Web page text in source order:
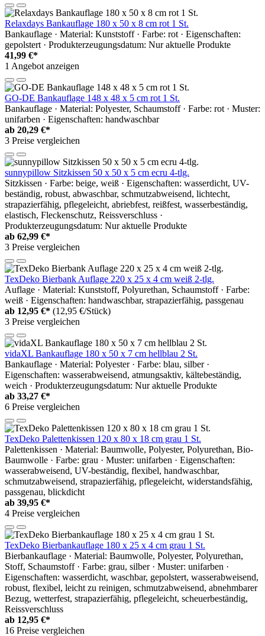
Relaxdays Bankauflage 180 x 50 x 8 cm rot 1 St.
Bankauflage · Material: Kunststoff · Farbe: rot · Eigenschaften:
gepolstert · Produkterzeugungsdatum: Nur aktuelle Produkte
41,99 €*
1 Angebot anzeigen
GO-DE Bankauflage 148 x 48 x 5 cm rot 1 St.
Bankauflage · Material: Polyester, Schaumstoff · Farbe: rot · Muster:
unifarben · Eigenschaften: handwaschbar
ab 20,29 €*
3 Preise vergleichen
sunnypillow Sitzkissen 50 x 50 x 5 cm ecru 4-tlg.
Sitzkissen · Farbe: beige, weiß · Eigenschaften: wasserdicht, UV-
beständig, robust, abwaschbar, schmutzabweisend, lichtecht,
strapazierfähig, pflegeleicht, abriebfest, reißfest, wasserbeständig,
elastisch, Fleckenschutz, Reissverschluss ·
Produkterzeugungsdatum: Nur aktuelle Produkte
ab 62,99 €*
3 Preise vergleichen
TexDeko Bierbank Auflage 220 x 25 x 4 cm weiß 2-tlg.
Auflage · Material: Kunststoff, Polyurethan, Schaumstoff · Farbe:
weiß · Eigenschaften: handwaschbar, strapazierfähig, passgenau
ab 12,95 €* (12,95 €/Stück)
3 Preise vergleichen
vidaXL Bankauflage 180 x 50 x 7 cm hellblau 2 St.
Bankauflage · Material: Polyester · Farbe: blau, silber ·
Eigenschaften: wasserabweisend, atmungsaktiv, kältebeständig,
weich · Produkterzeugungsdatum: Nur aktuelle Produkte
ab 33,27 €*
6 Preise vergleichen
TexDeko Palettenkissen 120 x 80 x 18 cm grau 1 St.
Palettenkissen · Material: Baumwolle, Polyester, Polyurethan, Bio-
Baumwolle · Farbe: grau · Muster: unifarben · Eigenschaften:
wasserabweisend, UV-beständig, flexibel, handwaschbar,
schmutzabweisend, strapazierfähig, pflegeleicht, widerstandsfähig,
passgenau, blickdicht
ab 39,95 €*
4 Preise vergleichen
TexDeko Bierbankauflage 180 x 25 x 4 cm grau 1 St.
Bierbankauflage · Material: Baumwolle, Polyester, Polyurethan,
Stoff, Schaumstoff · Farbe: grau, silber · Muster: unifarben ·
Eigenschaften: wasserdicht, waschbar, gepolstert, wasserabweisend,
robust, flexibel, leicht zu reinigen, schmutzabweisend, abnehmbarer
Bezug, wetterfest, strapazierfähig, pflegeleicht, scheuerbeständig,
Reissverschluss
ab 12,95 €*
16 Preise vergleichen